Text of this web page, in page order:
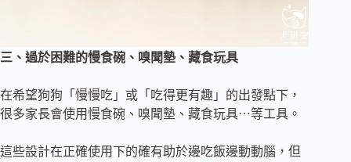
三、過於困難的慢食碗、嗅聞墊、藏食玩具
在希望狗狗「慢慢吃」或「吃得更有趣」的出發點下，
很多家長會使用慢食碗、嗅聞墊、藏食玩具⋯等工具。
這些設計在正確使用下的確有助於邊吃飯邊動動腦，但